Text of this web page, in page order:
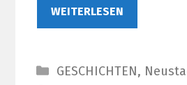
WEITERLESEN
Kategorien
GESCHICHTEN,